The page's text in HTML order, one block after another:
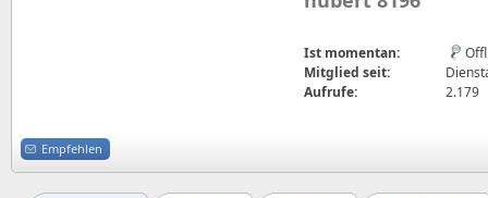
Ist momentan:
Mitglied seit:
Aufrufe:
2.179
Empfehlen